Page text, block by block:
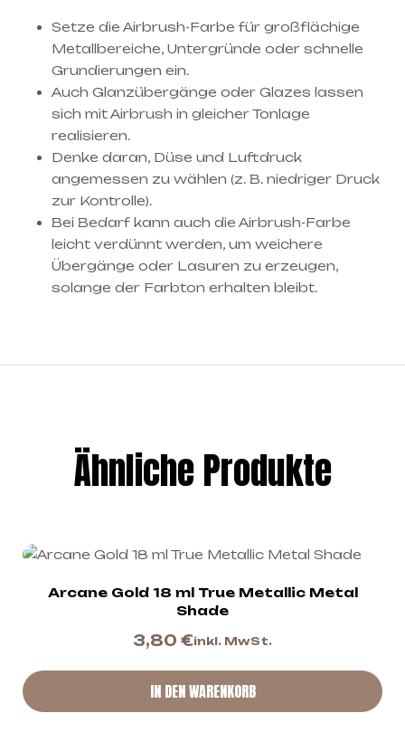
Setze die Airbrush-Farbe für großflächige
Metallbereiche, Untergründe oder schnelle
Grundierungen ein.
Auch Glanzübergänge oder Glazes lassen
sich mit Airbrush in gleicher Tonlage
realisieren.
Denke daran, Düse und Luftdruck
angemessen zu wählen (z. B. niedriger Druck
zur Kontrolle).
Bei Bedarf kann auch die Airbrush-Farbe
leicht verdünnt werden, um weichere
Übergänge oder Lasuren zu erzeugen,
solange der Farbton erhalten bleibt.
Ähnliche Produkte
Arcane Gold 18 ml True Metallic Metal
Shade
3,80 €inkl. MwSt.
IN DEN WARENKORB